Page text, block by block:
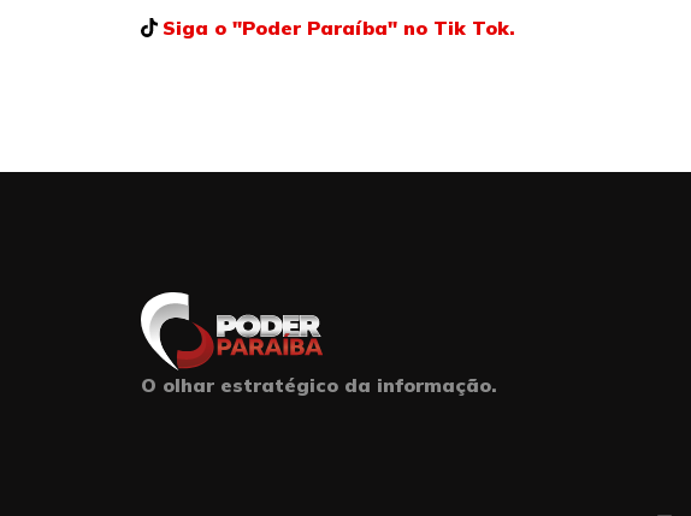
Siga o "Poder Paraíba" no Tik Tok.
O olhar estratégico da informação.